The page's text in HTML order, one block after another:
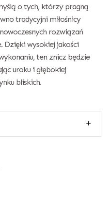
o tych, którzy pragną
tradycyjni miłośnicy
rozwiązań
Dzięki wysokiej jakości
ten znicz będzie
uroku i głębokiej
bliskich.